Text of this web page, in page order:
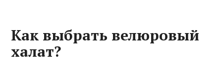
Как выбрать велюровый
халат?